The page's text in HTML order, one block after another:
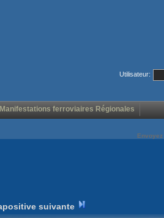
Utilisateur:
Manifestations ferroviaires Régionales